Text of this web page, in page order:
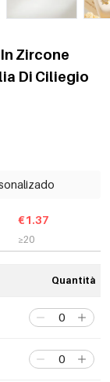
Zircone
Di Ciliegio
€1.37
≥20
Quantità